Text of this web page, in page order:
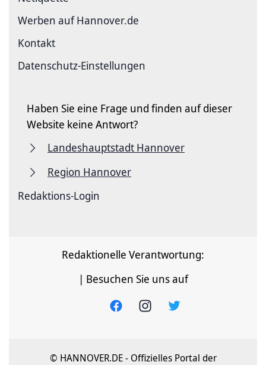
Werben auf Hannover.de
Kontakt
Datenschutz-Einstellungen
Haben Sie eine Frage und finden auf dieser
Website keine Antwort?
Landeshauptstadt Hannover
Region Hannover
Redaktions-Login
Redaktionelle Verantwortung:
| Besuchen Sie uns auf
© HANNOVER.DE - Offizielles Portal der